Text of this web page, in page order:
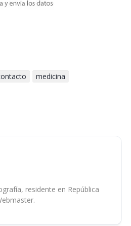
medicina
residente en República